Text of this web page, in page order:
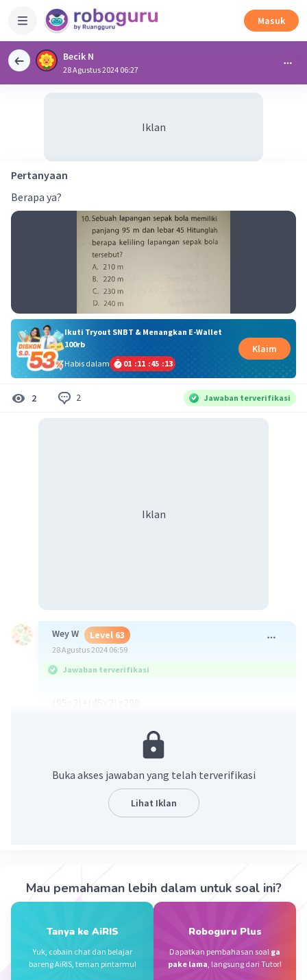
Masuk
Becik N
28 Agustus 2024 06:27
Iklan
Pertanyaan
Berapa ya?
Ikuti Tryout SNBT & Menangkan E-Wallet
100rb
Habis dalam
01 :11 :45 :13
Klaim
2 2 Jawaban terverifikasi
Iklan
Wey W Level 63
28 Agustus 2024 06:59
Jawaban terverifikasi
Level 11
28 Agustus 2024 07:23
Ditanya : Keliling lapangan sepakbola?
Jawab :
Keliling Lapangan
= 2 × (panjang + lebar)
Buka akses jawaban yang telah terverifikasi
Lihat Iklan
Mau pemahaman lebih dalam untuk soal ini?
Tanya ke AiRIS
Yuk, cobain chat dan belajar
bareng AiRIS, teman pintarmu!
Roboguru Plus
Dapatkan pembahasan soal ga
pake lama, langsung dari Tutor!